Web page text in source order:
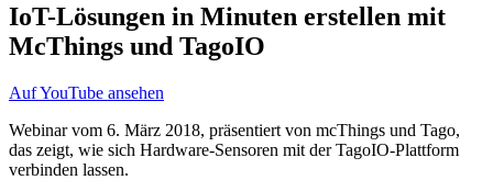
IoT-Lösungen in Minuten erstellen mit
McThings und TagoIO
Auf YouTube ansehen
Webinar vom 6. März 2018, präsentiert von mcThings und Tago,
das zeigt, wie sich Hardware-Sensoren mit der TagoIO-Plattform
verbinden lassen.